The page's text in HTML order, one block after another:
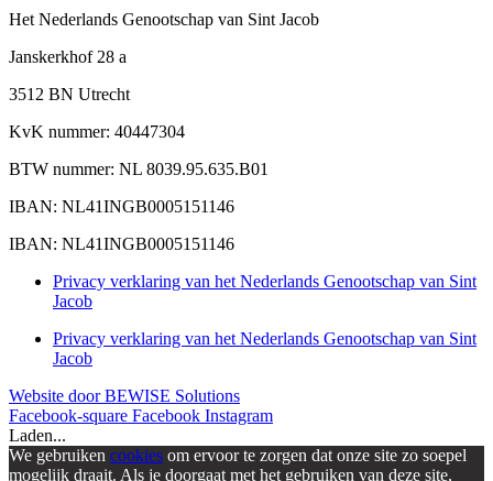
Het Nederlands Genootschap van Sint Jacob
Janskerkhof 28 a
3512 BN Utrecht
KvK nummer: 40447304
BTW nummer: NL 8039.95.635.B01
IBAN: NL41INGB0005151146
IBAN: NL41INGB0005151146
Privacy verklaring van het Nederlands Genootschap van Sint
Jacob
Privacy verklaring van het Nederlands Genootschap van Sint
Jacob
Website door BEWISE Solutions
Facebook-square Facebook Instagram
Laden...
We gebruiken cookies om ervoor te zorgen dat onze site zo soepel
mogelijk draait. Als je doorgaat met het gebruiken van deze site,